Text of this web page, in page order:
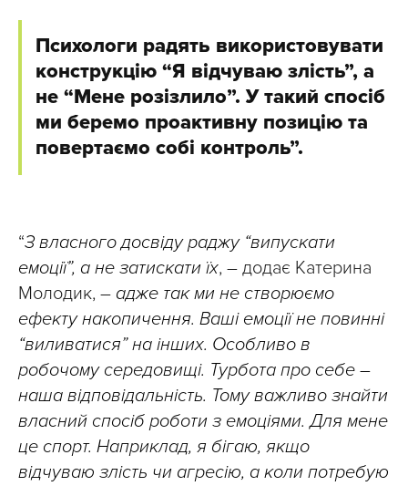
Психологи радять використовувати
конструкцію “Я відчуваю злість”, а
не “Мене розізлило”. У такий спосіб
ми беремо проактивну позицію та
повертаємо собі контроль”.
“З власного досвіду раджу “випускати
емоції”, а не затискати їх, – додає Катерина
Молодик, – адже так ми не створюємо
ефекту накопичення. Ваші емоції не повинні
“виливатися” на інших. Особливо в
робочому середовищі. Турбота про себе –
наша відповідальність. Тому важливо знайти
власний спосіб роботи з емоціями. Для мене
це спорт. Наприклад, я бігаю, якщо
відчуваю злість чи агресію, а коли потребую